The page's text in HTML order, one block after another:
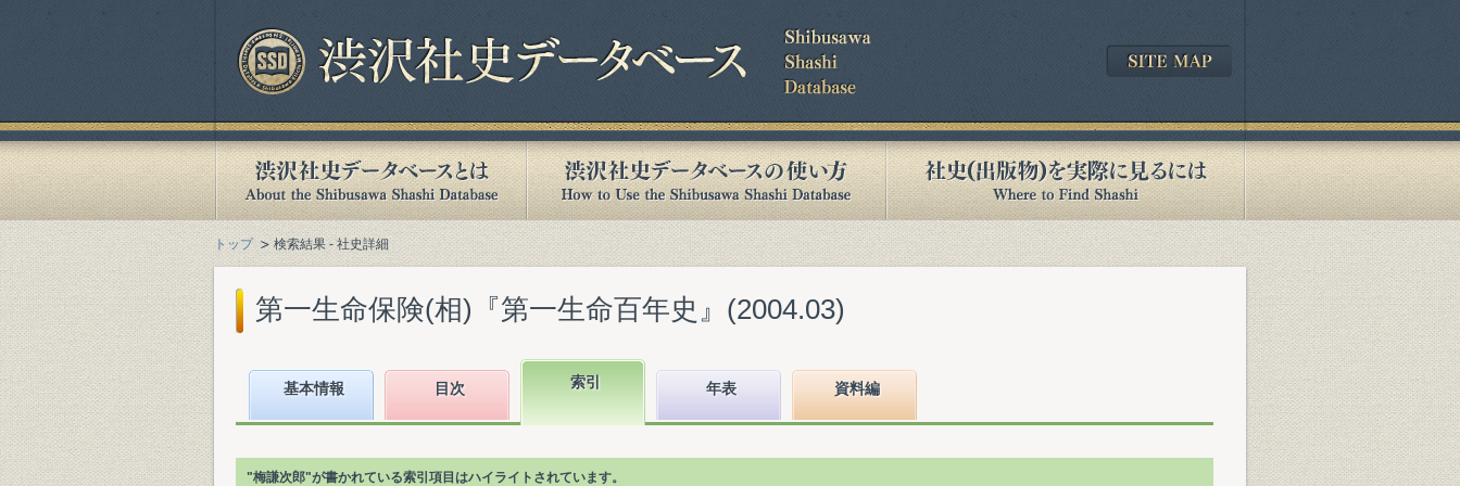
トップ 検索結果 - 社史詳細
第一生命保険(相)『第一生命百年史』(2004.03)
基本情報 目次 索引 年表 資料編
"梅謙次郎"が書かれている索引項目はハイライトされています。